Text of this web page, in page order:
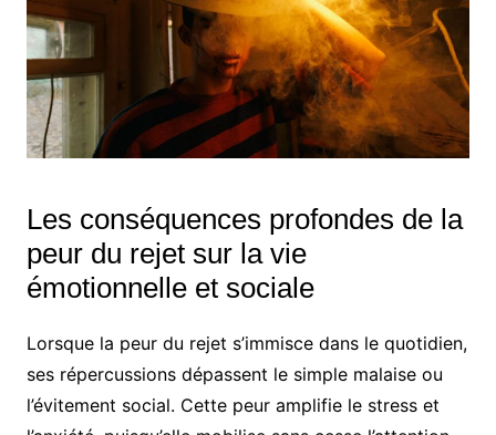
Les conséquences profondes de la
peur du rejet sur la vie
émotionnelle et sociale
Lorsque la peur du rejet s’immisce dans le quotidien,
ses répercussions dépassent le simple malaise ou
l’évitement social. Cette peur amplifie le stress et